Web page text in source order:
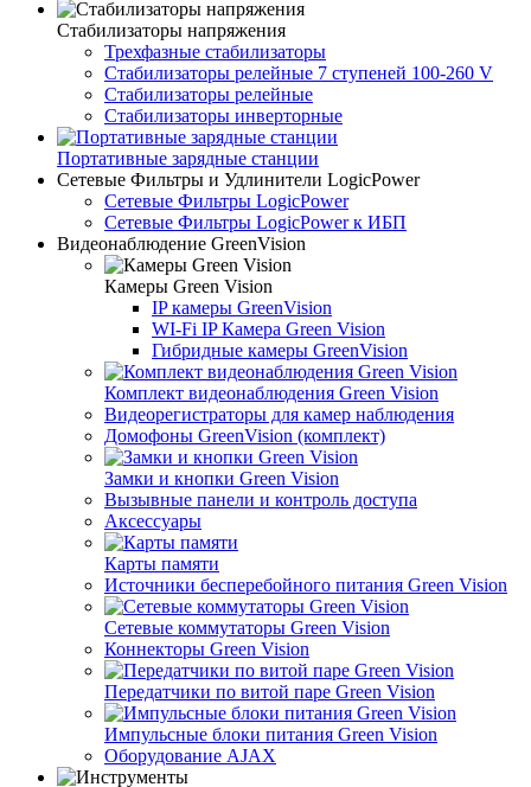
Стабилизаторы напряжения
Трехфазные стабилизаторы
Стабилизаторы релейные 7 ступеней 100-260 V
Стабилизаторы релейные
Стабилизаторы инверторные
Портативные зарядные станции
Сетевые Фильтры и Удлинители LogicPower
Сетевые Фильтры LogicPower
Сетевые Фильтры LogicPower к ИБП
Видеонаблюдение GreenVision
Камеры Green Vision
IP камеры GreenVision
WI-Fi IP Камера Green Vision
Гибридные камеры GreenVision
Комплект видеонаблюдения Green Vision
Видеорегистраторы для камер наблюдения
Домофоны GreenVision (комплект)
Замки и кнопки Green Vision
Вызывные панели и контроль доступа
Аксессуары
Карты памяти
Источники бесперебойного питания Green Vision
Сетевые коммутаторы Green Vision
Коннекторы Green Vision
Передатчики по витой паре Green Vision
Импульсные блоки питания Green Vision
Оборудование AJAX